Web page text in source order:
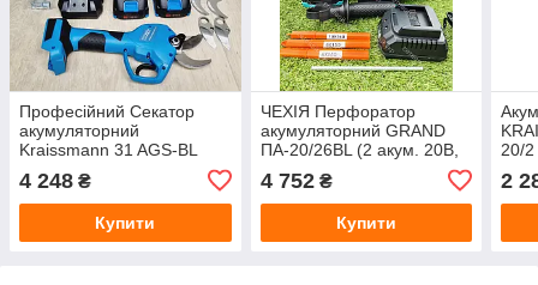
Професійний Секатор
акумуляторний
Kraissmann 31 AGS-BL
двигуном
4 248 ₴
Купити
ЧЕХІЯ Перфоратор
акумуляторний GRAND
ПА-20/26BL (2 акум. 20В,
4 752₴
Купити
20/2
2